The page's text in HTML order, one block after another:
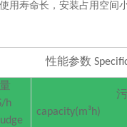
用寿命长，安装占用空间小
性能参数
h
capacity(m³h)